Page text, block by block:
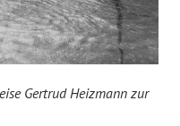
Gertrud Heizmann zur